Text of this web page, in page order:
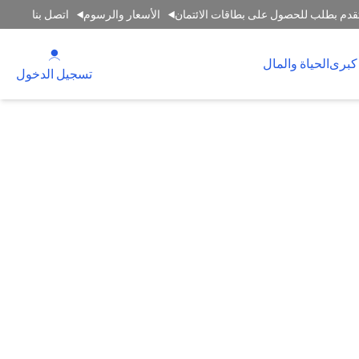
بطلب للحصول على بطاقات الائتمان الأسعار والرسوم اتصل بنا
الحياة والمال
تسجيل الدخول